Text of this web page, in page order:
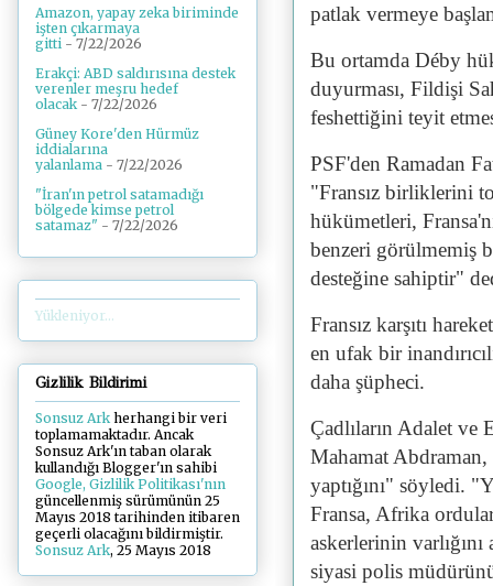
patlak vermeye
Bu ortamda Déby
duyurması, Fildişi
feshettiğini teyit
PSF'den Ramadan
"Fransız birliklerini
hükümetleri,
benzeri görülmemiş
desteğine sahiptir"
Fransız karşıtı
en ufak bir
daha şüpheci.
Çadlıların Adalet
Mahamat Abdraman,
yaptığını" söyledi.
Fransa, Afrika
askerlerinin
siyasi polis
Amazon, yapay zeka biriminde
işten çıkarmaya
gitti - 7/22/2026
Erakçi: ABD saldırısına destek
verenler meşru hedef
olacak - 7/22/2026
Güney Kore'den Hürmüz
iddialarına
yalanlama - 7/22/2026
"İran'ın petrol satamadığı
bölgede kimse petrol
satamaz" - 7/22/2026
Yükleniyor...
Gizlilik Bildirimi
Sonsuz Arkherhangi bir veri
toplamamaktadır. Ancak
Sonsuz Ark'ın taban olarak
kullandığı Blogger'ın sahibi
Google, Gizlilik Politikası'nın
güncellenmiş sürümünün 25
Mayıs 2018 tarihinden itibaren
geçerli olacağını bildirmiştir.
Sonsuz Ark, 25 Mayıs 2018